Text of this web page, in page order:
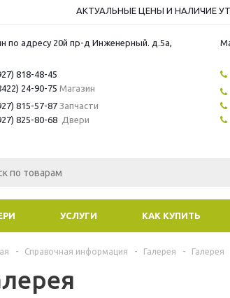
АКТУАЛЬНЫЕ ЦЕНЫ И НАЛИЧИЕ
по адресу 20й пр-д Инженерный. д.5а,
818-48-45
24-90-75 Магазин
815-57-87 Запчасти
825-80-68 Двери
УСЛУГИ КАК КУПИТЬ
- Справочная информация - Галерея - Галерея